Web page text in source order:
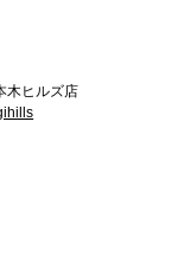
木ヒルズ店